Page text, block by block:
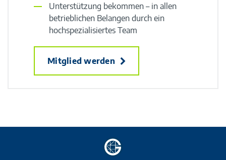
Unterstützung bekommen – in allen
betrieblichen Belangen durch ein
hochspezialisiertes Team
Mitglied werden
Zur
Startseite